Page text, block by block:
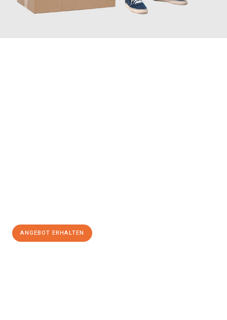
ANGEBOT ERHALTEN